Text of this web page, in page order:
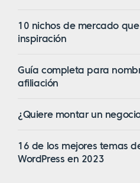
10 nichos de mercado
inspiración
Guía completa para
afiliación
¿Quiere montar un
16 de los mejores temas
WordPress en 2023